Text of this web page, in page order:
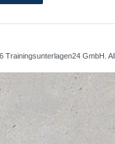
Trainingsunterlagen24 GmbH.